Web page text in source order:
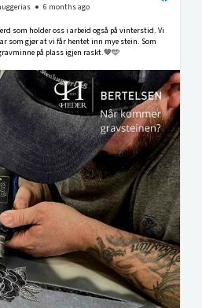
6 months ago
som holder oss i arbeid også på vinterstid. Vi
gjør at vi får hentet inn mye stein. Som
på plass igjen raskt.🤎🩵